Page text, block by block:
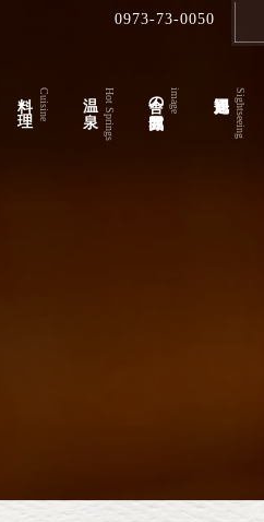
0973-73-0050
Cuisine Hot Springs 舎の雰囲気 image Sightseeing